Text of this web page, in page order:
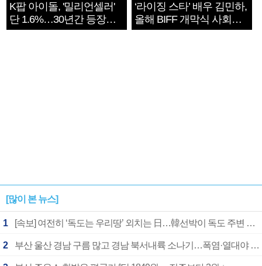
K팝 아이돌, '밀리언셀러'
단 1.6%…30년간 등장
1182개팀 전수조사
‘라이징 스타’ 배우 김민하,
올해 BIFF 개막식 사회자
확정
[많이 본 뉴스]
1 [속보] 여전히 ‘독도는 우리땅’ 외치는 日…韓선박이 독도 주변 해양조사 활동하자 반발
2 부산 울산 경남 구름 많고 경남 북서내륙 소나기…폭염·열대야 계속